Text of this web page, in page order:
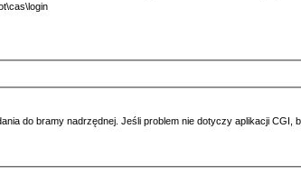
do bramy nadrzędnej. Jeśli problem nie dotyczy aplikacji